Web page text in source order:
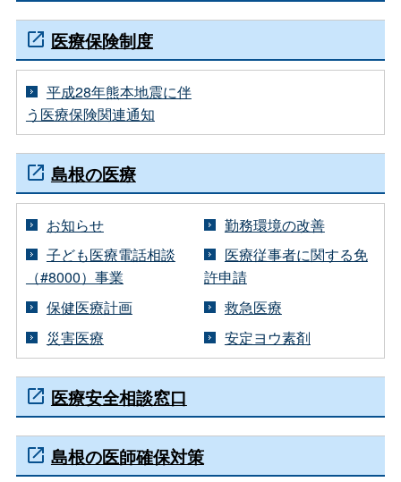
医療保険制度
平成28年熊本地震に伴
う医療保険関連通知
島根の医療
お知らせ
勤務環境の改善
子ども医療電話相談
（#8000）事業
医療従事者に関する免
許申請
保健医療計画
救急医療
災害医療
安定ヨウ素剤
医療安全相談窓口
島根の医師確保対策